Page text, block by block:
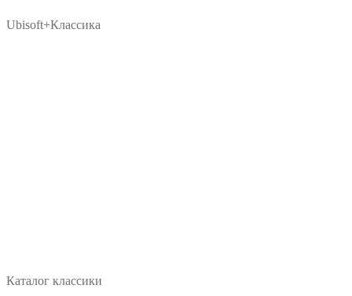
Ubisoft+Классика
Каталог классики